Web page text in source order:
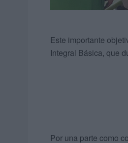
Este importante
Integral Básica, que
Por una parte como